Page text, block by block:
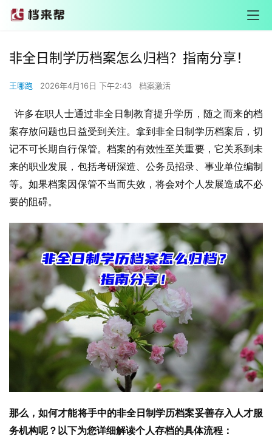
非全日制学历档案怎么归档？指南分享！
王哪跑 2026年4月16日 下午2:43 档案激活
许多在职人士通过非全日制教育提升学历 ，随之而来的档
案存放问题也日益受到关注。拿到非全日制学历档案后，切
记不可长期自行保管。档案的有效性至关重要，它关系到未
来的职业发展，包括考研深造、公务员招录、事业单位编制
等。如果档案因保管不当而失效，将会对个人发展造成不必
要的阻碍。
那么，如何才能将手中的非全日制学历档案妥善存入人才服
务机构呢？以下为您详细解读个人存档的具体流程：